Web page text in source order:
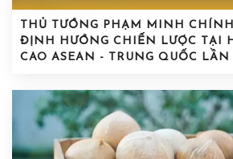
THỦ TƯỚNG PHẠM MINH
ĐỊNH HƯỚNG CHIẾN LƯỢC TẠI
CAO ASEAN - TRUNG QUỐC LẦN